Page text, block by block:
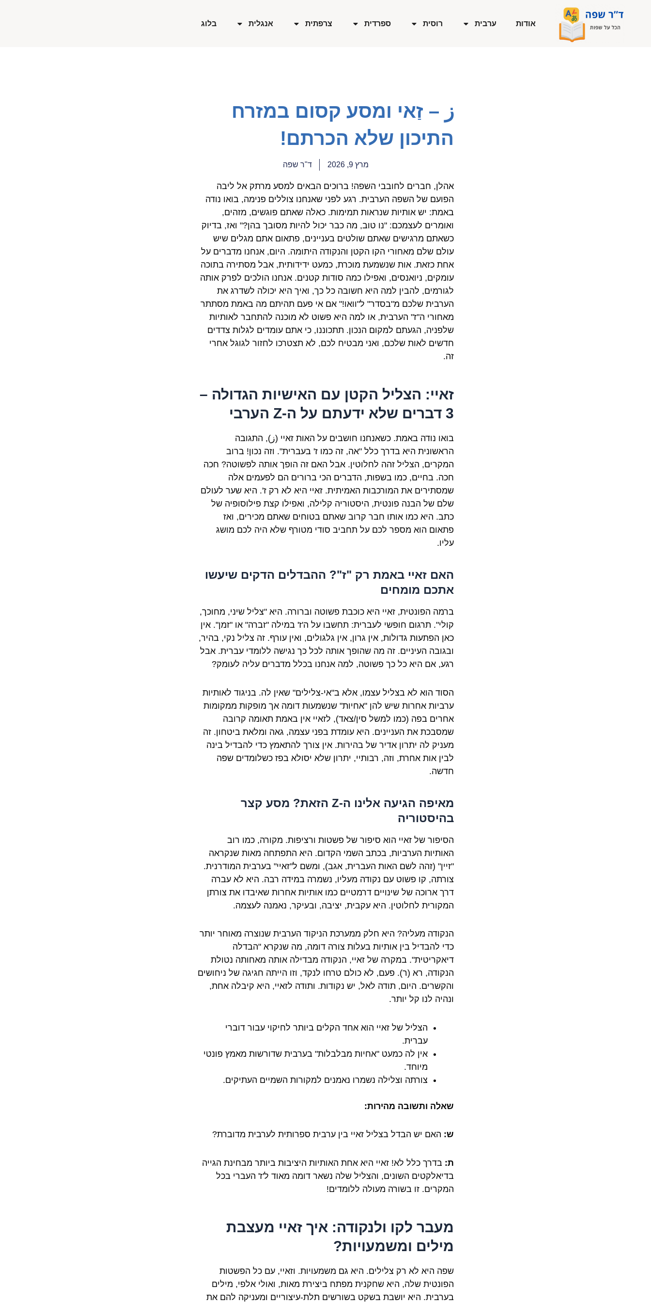
אודות ערבית רוסית ספרדית צרפתית אנגלית בלוג
ز – זַאי ומסע קסום במזרח
התיכון שלא הכרתם!
מרץ 9, 2026 ד"ר שפה
אהלן, חברים לחובבי השפה! ברוכים הבאים למסע מרתק אל ליבה
הפועם של השפה הערבית. רגע לפני שאנחנו צוללים פנימה, בואו נודה
באמת: יש אותיות שנראות תמימות. כאלה שאתם פוגשים, מזהים,
ואומרים לעצמכם: "נו טוב, מה כבר יכול להיות מסובך בהן?" ואז, בדיוק
כשאתם מרגישים שאתם שולטים בעניינים, פתאום אתם מגלים שיש
עולם שלם מאחורי הקו הקטן והנקודה היתומה. היום, אנחנו מדברים על
אחת כזאת. אות שנשמעת מוכרת, כמעט ידידותית, אבל מסתירה בתוכה
עומקים, ניואנסים, ואפילו כמה סודות קטנים. אנחנו הולכים לפרק אותה
לגורמים, להבין למה היא חשובה כל כך, ואיך היא יכולה לשדרג את
הערבית שלכם מ"בסדר" ל"וואו!" אם אי פעם תהיתם מה באמת מסתתר
מאחורי ה"ז" הערבית, או למה היא פשוט לא מוכנה להתחבר לאותיות
שלפניה, הגעתם למקום הנכון. תתכוננו, כי אתם עומדים לגלות צדדים
חדשים לאות שלכם, ואני מבטיח לכם, לא תצטרכו לחזור לגוגל אחרי
זה.
זאיי: הצליל הקטן עם האישיות הגדולה –
3 דברים שלא ידעתם על ה-Z הערבי
בואו נודה באמת. כשאנחנו חושבים על האות זאיי (ز), התגובה
הראשונית היא בדרך כלל "אה, זה כמו ז' בעברית". וזה נכון! ברוב
המקרים, הצליל זהה לחלוטין. אבל האם זה הופך אותה לפשוטה? חכה
חכה. בחיים, כמו בשפות, הדברים הכי ברורים הם לפעמים אלה
שמסתירים את המורכבות האמיתית. זאיי היא לא רק ז'. היא שער לעולם
שלם של הבנה פונטית, היסטוריה קלילה, ואפילו קצת פילוסופיה של
כתב. היא כמו אותו חבר קרוב שאתם בטוחים שאתם מכירים, ואז
פתאום הוא מספר לכם על תחביב סודי מטורף שלא היה לכם מושג
עליו.
האם זאיי באמת רק "ז"? ההבדלים הדקים שיעשו
אתכם מומחים
ברמה הפונטית, זאיי היא כוכבת פשוטה וברורה. היא "צליל שיני, מחוכך,
קולי". תרגום חופשי לעברית: תחשבו על ה'ז' במילה "זברה" או "זמן". אין
כאן הפתעות גדולות, אין גרון, אין גלגולים, ואין עורף. זה צליל נקי, בהיר,
ובגובה העיניים. זה מה שהופך אותה לכל כך נגישה ללומדי עברית. אבל
רגע, אם היא כל כך פשוטה, למה אנחנו בכלל מדברים עליה לעומק?
הסוד הוא לא בצליל עצמו, אלא ב"אי-צלילים" שאין לה. בניגוד לאותיות
ערביות אחרות שיש להן "אחיות" שנשמעות דומה אך מופקות ממקומות
אחרים בפה (כמו למשל סין/צאד), לזאיי אין באמת תאומה קרובה
שמסבכת את העניינים. היא עומדת בפני עצמה, גאה ומלאת ביטחון. זה
מעניק לה יתרון אדיר של בהירות. אין צורך להתאמץ כדי להבדיל בינה
לבין אות אחרת, וזה, רבותיי, יתרון שלא יסולא בפז כשלומדים שפה
חדשה.
מאיפה הגיעה אלינו ה-Z הזאת? מסע קצר
בהיסטוריה
הסיפור של זאיי הוא סיפור של פשטות ורציפות. מקורה, כמו רוב
האותיות הערביות, בכתב השמי הקדום. היא התפתחה מאות שנקראה
"זיין" (זהה לשם האות העברית, אגב), ומשם ל"זאיי" בערבית המודרנית.
צורתה, קו פשוט עם נקודה מעליו, נשמרה במידה רבה. היא לא עברה
דרך ארוכה של שינויים דרמטיים כמו אותיות אחרות שאיבדו את צורתן
המקורית לחלוטין. היא עקבית, יציבה, ובעיקר, נאמנה לעצמה.
הנקודה מעליה? היא חלק ממערכת הניקוד הערבית שנוצרה מאוחר יותר
כדי להבדיל בין אותיות בעלות צורה דומה, מה שנקרא "הבדלה
דיאקריטית". במקרה של זאיי, הנקודה מבדילה אותה מאחותה נטולת
הנקודה, רא (ר). פעם, לא כולם טרחו לנקד, וזו הייתה חגיגה של ניחושים
והקשרים. היום, תודה לאל, יש נקודות. ותודה לזאיי, היא קיבלה אחת,
ונהיה לנו קל יותר.
הצליל של זאיי הוא אחד הקלים ביותר לחיקוי עבור דוברי
עברית.
אין לה כמעט "אחיות מבלבלות" בערבית שדורשות מאמץ פונטי
מיוחד.
צורתה וצלילה נשמרו נאמנים למקורות השמיים העתיקים.
שאלה ותשובה מהירות:
ש: האם יש הבדל בצליל זאיי בין ערבית ספרותית לערבית מדוברת?
ת: בדרך כלל לא! זאיי היא אחת האותיות היציבות ביותר מבחינת הגייה
בדיאלקטים השונים, והצליל שלה נשאר דומה מאוד ל'ז' העברי בכל
המקרים. זו בשורה מעולה ללומדים!
מעבר לקו ולנקודה: איך זאיי מעצבת
מילים ומשמעויות?
שפה היא לא רק צלילים. היא גם משמעויות. וזאיי, עם כל הפשטות
הפונטית שלה, היא שחקנית מפתח ביצירת מאות, ואולי אלפי, מילים
בערבית. היא יושבת בשקט בשורשים תלת-עיצוריים ומעניקה להם את